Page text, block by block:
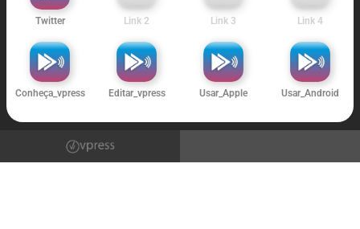
Twitter Link 2 Link 3 Link 4
Conheça_vpress Editar_vpress Usar_Apple Usar_Android